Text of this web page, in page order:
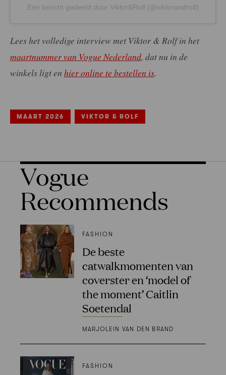
Een bericht gedeeld door Viktor&Rolf (@viktorandrolf)
Lees het volledige interview met Viktor & Rolf in het
maartnummer van Vogue Nederland, dat nu in de
winkels ligt en hier online te bestellen is.
MAART 2026 VIKTOR & ROLF
Vogue
Recommends
FASHION
De beste
catwalkmomenten van
coverster en ‘model of
the moment’ Caitlin
Soetendal
MARJOLEIN VAN DEN BRAND
FASHION